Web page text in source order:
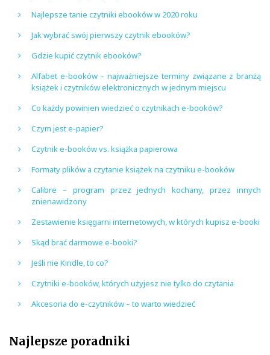
Najlepsze tanie czytniki ebooków w 2020 roku
Jak wybrać swój pierwszy czytnik ebooków?
Gdzie kupić czytnik ebooków?
Alfabet e-booków – najważniejsze terminy związane z branżą
książek i czytników elektronicznych w jednym miejscu
Co każdy powinien wiedzieć o czytnikach e-booków?
Czym jest e-papier?
Czytnik e-booków vs. książka papierowa
Formaty plików a czytanie książek na czytniku e-booków
Calibre – program przez jednych kochany, przez innych
znienawidzony
Zestawienie księgarni internetowych, w których kupisz e-booki
Skąd brać darmowe e-booki?
Jeśli nie Kindle, to co?
Czytniki e-booków, których użyjesz nie tylko do czytania
Akcesoria do e-czytników – to warto wiedzieć
Najlepsze poradniki